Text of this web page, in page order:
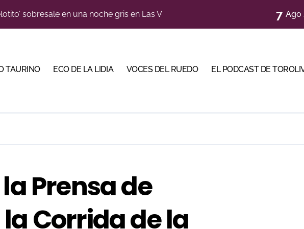
cuadro de honor de las Colombinas 2026
para impulsar la corrida de la Piedad
su temporada de figura y el palco niega el premio a Roca Rey
7 Ago
TAURINO ECO DE LA LIDIA VOCES DEL RUEDO EL PODCAST DE
Prensa de
Corrida de la